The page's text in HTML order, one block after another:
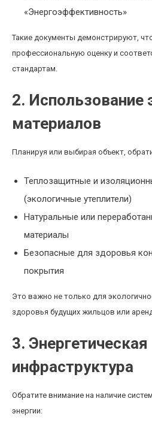
«Энергоэффективность»
Такие документы демонстрируют,
профессиональную оценку и
стандартам.
2. Использование
материалов
Планируя или выбирая объект,
Теплозащитные и
(экологичные утеплители)
Натуральные или
материалы
Безопасные для здоровья
покрытия
Это важно не только для
здоровья будущих жильцов или
3. Энергетическая
инфраструктура
Обратите внимание на наличие
энергии: